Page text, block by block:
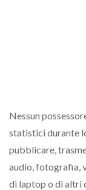
Nessun
statistici durante
pubblicare,
audio, fotografia,
di laptop o di altri